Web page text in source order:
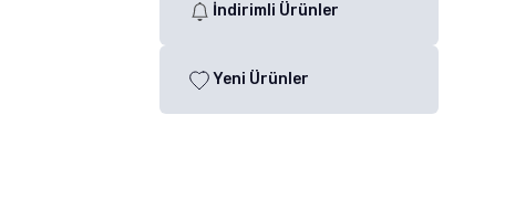
İndirimli Ürünler
Yeni Ürünler